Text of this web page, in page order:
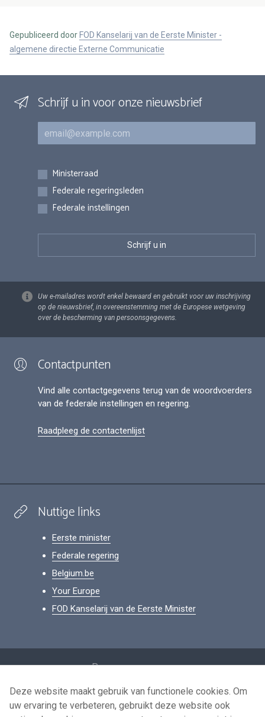
Gepubliceerd door FOD Kanselarij van de Eerste Minister -
algemene directie Externe Communicatie
Schrijf u in voor onze nieuwsbrief
E-mail
Inschrijvingen
Ministerraad
Federale regeringsleden
Federale instellingen
Uw e-mailadres wordt enkel bewaard en gebruikt voor uw inschrijving
op de nieuwsbrief, in overeenstemming met de Europese wetgeving
over de bescherming van persoonsgegevens.
Contactpunten
Vind alle contactgegevens terug van de woordvoerders
van de federale instellingen en regering.
Raadpleeg de contactenlijst
Nuttige links
Eerste minister
Federale regering
Belgium.be
Your Europe
FOD Kanselarij van de Eerste Minister
Persoonsgegevens
Voorwaarden voor het hergebruik
Contacteer ons
Deze website maakt gebruik van functionele cookies. Om
uw ervaring te verbeteren, gebruikt deze website ook